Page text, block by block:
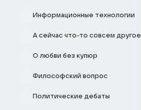
Информационные технологии
А сейчас что-то совсем другое
О любви без купюр
Философский вопрос
Политические дебаты